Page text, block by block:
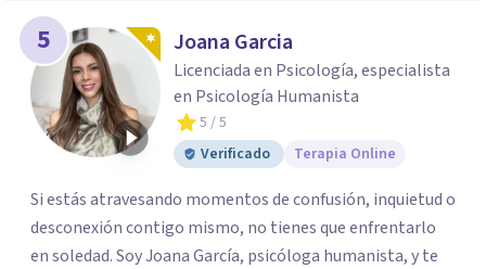
5 Joana Garcia
Licenciada en Psicología, especialista
en Psicología Humanista
5 / 5
Verificado
Terapia Online
Si estás atravesando momentos de confusión, inquietud o
desconexión contigo mismo, no tienes que enfrentarlo
en soledad. Soy Joana García, psicóloga humanista, y te